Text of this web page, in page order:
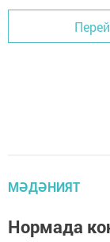
МӘДӘНИЯТ
Нормада